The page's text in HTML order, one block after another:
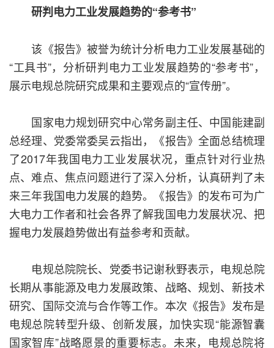
研判电力工业发展趋势的“参考书”
该《报告》被誉为统计分析电力工业发展基础的
“工具书”，分析研判电力工业发展趋势的“参考书”，
展示电规总院研究成果和主要观点的“宣传册”。
国家电力规划研究中心常务副主任、中国能建副
总经理、党委常委吴云指出，《报告》全面总结梳理
了2017年我国电力工业发展状况，重点针对行业热
点、难点、焦点问题进行了深入分析，认真研判了未
来三年我国电力发展的趋势。《报告》的发布可为广
大电力工作者和社会各界了解我国电力发展状况、把
握电力发展趋势做出有益参考和贡献。
电规总院院长、党委书记谢秋野表示，电规总院
长期从事能源及电力发展政策、战略、规划、新技术
研究、国际交流与合作等工作。本次《报告》发布是
电规总院转型升级、创新发展，加快实现“能源智囊
国家智库”战略愿景的重要标志。未来，电规总院将